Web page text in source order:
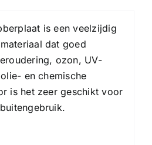
is een veelzijdig
dat goed
ozon, UV-
en chemische
is het zeer geschikt voor